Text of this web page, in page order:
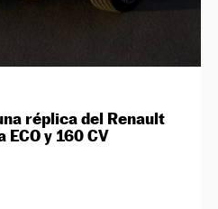
réplica del Renault
y 160 CV